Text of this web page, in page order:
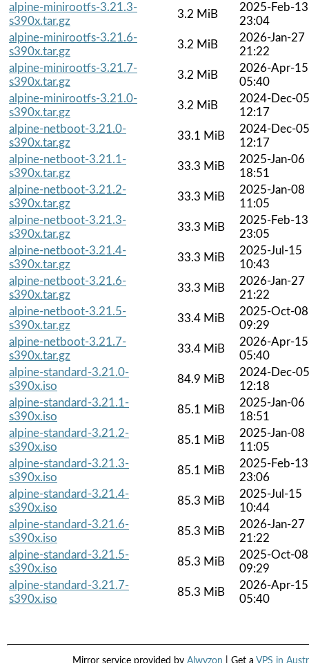
alpine-minirootfs-3.21.3-
s390x.tar.gz
3.2 MiB
2025-Feb-13
23:04
alpine-minirootfs-3.21.6-
s390x.tar.gz
3.2 MiB
2026-Jan-27
21:22
alpine-minirootfs-3.21.7-
s390x.tar.gz
3.2 MiB
2026-Apr-15
05:40
alpine-minirootfs-3.21.0-
s390x.tar.gz
3.2 MiB
2024-Dec-05
12:17
alpine-netboot-3.21.0-
s390x.tar.gz
33.1 MiB
2024-Dec-05
12:17
alpine-netboot-3.21.1-
s390x.tar.gz
33.3 MiB
2025-Jan-06
18:51
alpine-netboot-3.21.2-
s390x.tar.gz
33.3 MiB
2025-Jan-08
11:05
alpine-netboot-3.21.3-
s390x.tar.gz
33.3 MiB
2025-Feb-13
23:05
alpine-netboot-3.21.4-
s390x.tar.gz
33.3 MiB
2025-Jul-15
10:43
alpine-netboot-3.21.6-
s390x.tar.gz
33.3 MiB
2026-Jan-27
21:22
alpine-netboot-3.21.5-
s390x.tar.gz
33.4 MiB
2025-Oct-08
09:29
alpine-netboot-3.21.7-
s390x.tar.gz
33.4 MiB
2026-Apr-15
05:40
alpine-standard-3.21.0-
s390x.iso
84.9 MiB
2024-Dec-05
12:18
alpine-standard-3.21.1-
s390x.iso
85.1 MiB
2025-Jan-06
18:51
alpine-standard-3.21.2-
s390x.iso
85.1 MiB
2025-Jan-08
11:05
alpine-standard-3.21.3-
s390x.iso
85.1 MiB
2025-Feb-13
23:06
alpine-standard-3.21.4-
s390x.iso
85.3 MiB
2025-Jul-15
10:44
alpine-standard-3.21.6-
s390x.iso
85.3 MiB
2026-Jan-27
21:22
alpine-standard-3.21.5-
s390x.iso
85.3 MiB
2025-Oct-08
09:29
alpine-standard-3.21.7-
s390x.iso
85.3 MiB
2026-Apr-15
05:40